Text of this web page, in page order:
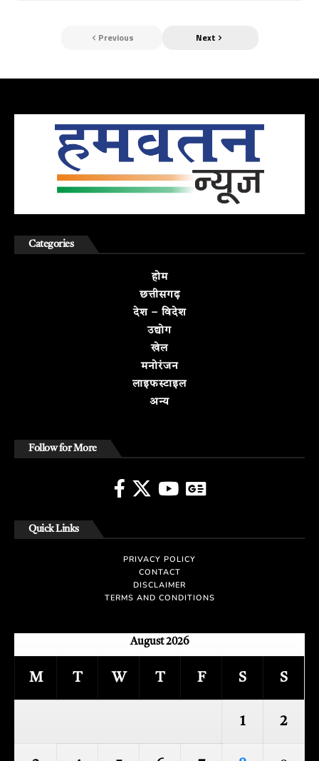
Previous Next
Categories
होम
छत्तीसगढ़
देश – विदेश
उद्योग
खेल
मनोरंजन
लाइफस्टाइल
अन्य
Follow for More
Quick Links
PRIVACY POLICY
CONTACT
DISCLAIMER
TERMS AND CONDITIONS
August 2026
M T W T F S S
1 2